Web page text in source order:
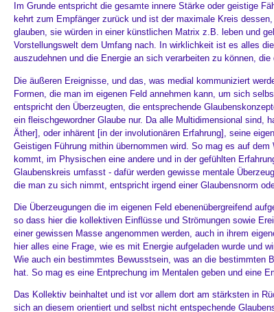
Im Grunde entspricht die gesamte innere Stärke oder geistige
kehrt zum Empfänger zurück und ist der maximale Kreis
glauben, sie würden in einer künstlichen Matrix z.B. leben und
Vorstellungswelt dem Umfang nach. In wirklichkeit ist es alles
auszudehnen und die Energie an sich verarbeiten zu können,
Die äußeren Ereignisse, und das, was medial kommuniziert
Formen, die man im eigenen Feld annehmen kann, um sich
entspricht den Überzeugten, die entsprechende
ein fleischgewordner Glaube nur. Da alle Multidimensional sind,
Äther], oder inhärent [in der involutionären Erfahrung], seine
Geistigen Führung mithin übernommen wird. So mag es auf
kommt, im Physischen eine andere und in der gefühlten
Glaubenskreis umfasst - dafür werden gewisse mentale
die man zu sich nimmt, entspricht irgend einer Glaubensnorm
Die Überzeugungen die im eigenen Feld ebenenübergreifend
so dass hier die kollektiven Einflüsse und Strömungen sowie
einer gewissen Masse angenommen werden, auch in ihrem
hier alles eine Frage, wie es mit Energie aufgeladen wurde und
Wie auch ein bestimmtes Bewusstsein, was an die bestimmten
hat. So mag es eine Entprechung im Mentalen geben und eine
Das Kollektiv beinhaltet und ist vor allem dort am stärksten in
sich an diesem orientiert und selbst nicht entspechende